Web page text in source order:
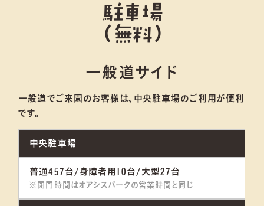
駐車場
（無料）
一般道サイド
一般道でご来園のお客様は、中央駐車場のご利用が便利
です。
中央駐車場
普通457台/身障者用10台/大型27台
※閉門時間はオアシスパークの営業時間と同じ